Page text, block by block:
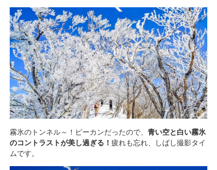
霧氷のトンネル～！ピーカンだったので、 青い空と白い霧氷
のコントラストが美し過ぎる！ 疲れも忘れ、しばし撮影タイ
ムです。